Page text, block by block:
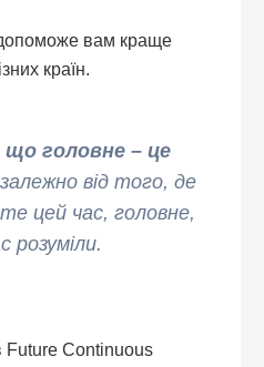
вам краще
країн.
головне – це
від того, де
цей час, головне,
розуміли.
Future Continuous